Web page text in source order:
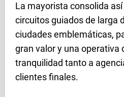
La mayorista consolida
circuitos guiados de larga
ciudades emblemáticas,
gran valor y una operativa
tranquilidad tanto a
clientes finales.